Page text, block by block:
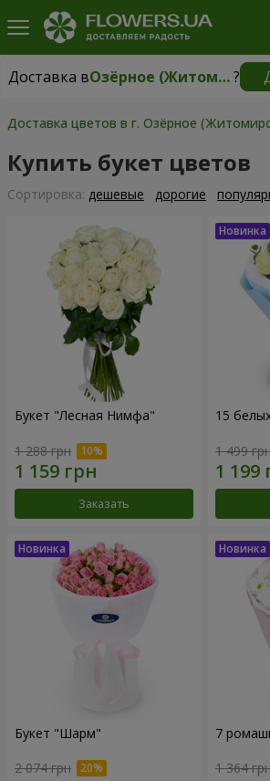
Доставка в Озёрное (Житомирская область)?
Доставка в
Доставка цветов в г. Озёрное
Купить букет цветов
Cортировка: дешевые дорогие
Букет "Лесная Нимфа"
1 288 грн
Заказать
15
1 499
Букет "Шарм"
2 074 грн
7
1 364